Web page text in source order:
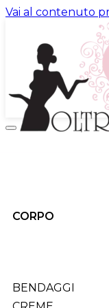
Vai al contenuto
CORPO
BENDAGGI